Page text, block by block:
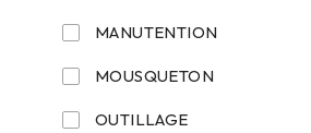
MANUTENTION
MOUSQUETON
OUTILLAGE